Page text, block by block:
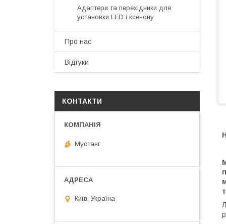
Адаптери та перехідники для
установки LED і ксенону
Про нас
Відгуки
КОНТАКТИ
Мустанг
Київ, Україна